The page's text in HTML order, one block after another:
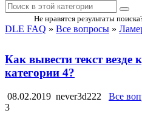
Не нравятся результаты
DLE FAQ » Все вопросы »
Как вывести текст везде
категории 4?
08.02.2019 never3d222 Все
3